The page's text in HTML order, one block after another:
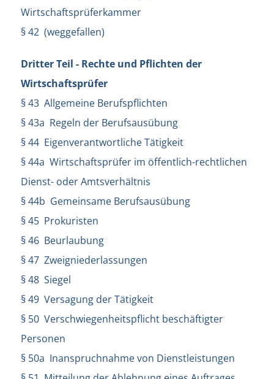
Wirtschaftsprüferkammer
§ 42 (weggefallen)
Dritter Teil - Rechte und Pflichten der
Wirtschaftsprüfer
§ 43 Allgemeine Berufspflichten
§ 43a Regeln der Berufsausübung
§ 44 Eigenverantwortliche Tätigkeit
§ 44a Wirtschaftsprüfer im öffentlich-rechtlichen
Dienst- oder Amtsverhältnis
§ 44b Gemeinsame Berufsausübung
§ 45 Prokuristen
§ 46 Beurlaubung
§ 47 Zweigniederlassungen
§ 48 Siegel
§ 49 Versagung der Tätigkeit
§ 50 Verschwiegenheitspflicht beschäftigter
Personen
§ 50a Inanspruchnahme von Dienstleistungen